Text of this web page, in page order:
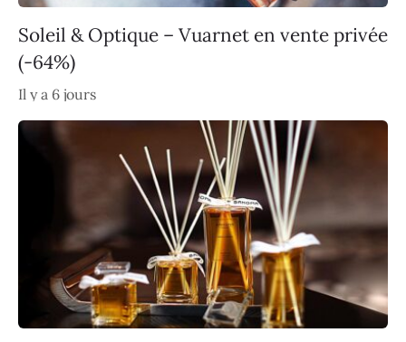
Soleil & Optique – Vuarnet en vente privée
(-64%)
Il y a 6 jours